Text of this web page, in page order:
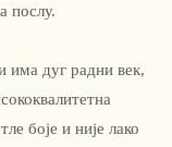
послу.
има дуг радни век,
боје и није лако